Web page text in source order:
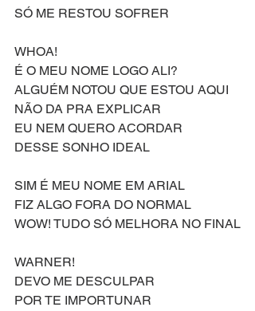
SÓ ME RESTOU SOFRER
WHOA!
É O MEU NOME LOGO ALI?
ALGUÉM NOTOU QUE ESTOU AQUI
NÃO DA PRA EXPLICAR
EU NEM QUERO ACORDAR
DESSE SONHO IDEAL
SIM É MEU NOME EM ARIAL
FIZ ALGO FORA DO NORMAL
WOW! TUDO SÓ MELHORA NO FINAL
WARNER!
DEVO ME DESCULPAR
POR TE IMPORTUNAR